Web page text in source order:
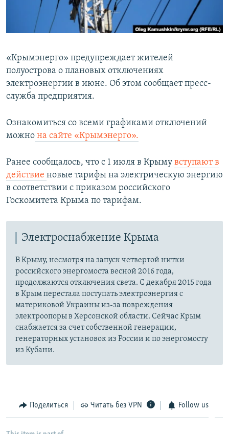
ПОБЕДИТЕЛЕЙ НЕ СУДЯТ?
КРЫМ.НЕПОКОРЕННЫЙ
УКРАИНСКАЯ ПРОБЛЕМА КРЫМА
ПРИСОЕДИНЯЙТЕСЬ!
Все сайты RFE/RL
«Крымэнерго» предупреждает жителей
полуострова о плановых отключениях
электроэнергии в июне. Об этом сообщает пресс-
служба предприятия.
Ознакомиться со всеми графиками отключений
можно на сайте «Крымэнерго».
Ранее сообщалось, что с 1 июля в Крыму вступают в
действие новые тарифы на электрическую энергию
в соответствии с приказом российского
Госкомитета Крыма по тарифам.
Электроснабжение Крыма
В Крыму, несмотря на запуск четвертой нитки
российского энергомоста весной 2016 года,
продолжаются отключения света. С декабря 2015 года
в Крым перестала поступать электроэнергия с
материковой Украины из-за повреждения
электроопоры в Херсонской области. Сейчас Крым
снабжается за счет собственной генерации,
генераторных установок из России и по энергомосту
из Кубани.
Поделиться Читать без VPN Follow us